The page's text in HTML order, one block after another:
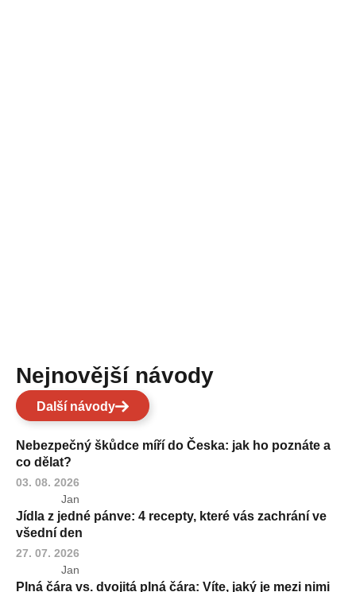
Nejnovější návody
Další návody
Nebezpečný škůdce míří do Česka: jak ho poznáte a
co dělat?
03. 08. 2026
Jan
Jídla z jedné pánve: 4 recepty, které vás zachrání ve
všední den
27. 07. 2026
Jan
Plná čára vs. dvojitá plná čára: Víte, jaký je mezi nimi